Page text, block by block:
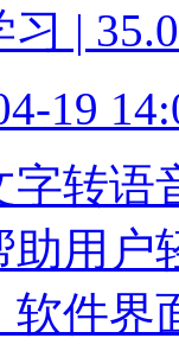
|
19
字转语
助用户
软件界